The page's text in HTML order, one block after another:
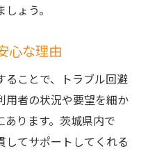
ょう。
心な理由
ることで、トラブル回避
用者の状況や要望を細か
あります。茨城県内で
してサポートしてくれる